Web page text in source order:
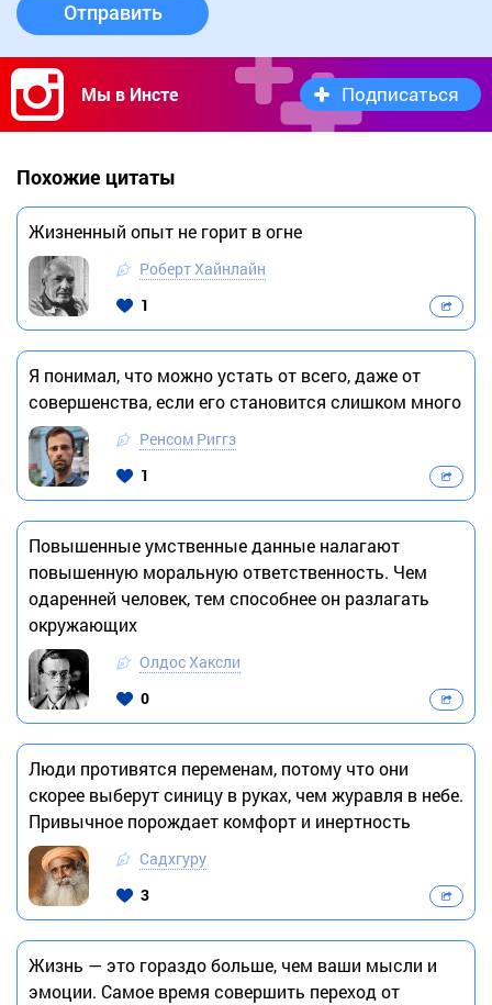
Отправить
Мы в Инсте Подписаться
Похожие цитаты
Жизненный опыт не горит в огне
Роберт Хайнлайн
1
Я понимал, что можно устать от всего, даже от
совершенства, если его становится слишком много
Ренсом Риггз
1
Повышенные умственные данные налагают
повышенную моральную ответственность. Чем
одаренней человек, тем способнее он разлагать
окружающих
Олдос Хаксли
0
Люди противятся переменам, потому что они
скорее выберут синицу в руках, чем журавля в небе.
Привычное порождает комфорт и инертность
Садхгуру
3
Жизнь — это гораздо больше, чем ваши мысли и
эмоции. Самое время совершить переход от